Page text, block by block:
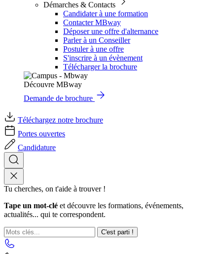
Démarches & Contacts
Candidater à une formation
Contacter MBway
Déposer une offre d'alternance
Parler à un Conseiller
Postuler à une offre
S'inscrire à un évènement
Télécharger la brochure
Découvre MBway
Demande de brochure
Téléchargez notre brochure
Portes ouvertes
Candidature
Tu cherches, on t'aide à trouver !
Tape un mot-clé et découvre les formations, événements,
actualités... qui te correspondent.
C'est parti !